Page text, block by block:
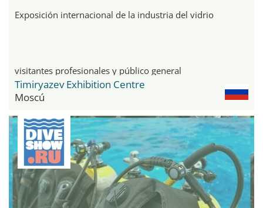
Exposición internacional de la industria del vidrio
visitantes profesionales y público general
Timiryazev Exhibition Centre
Moscú